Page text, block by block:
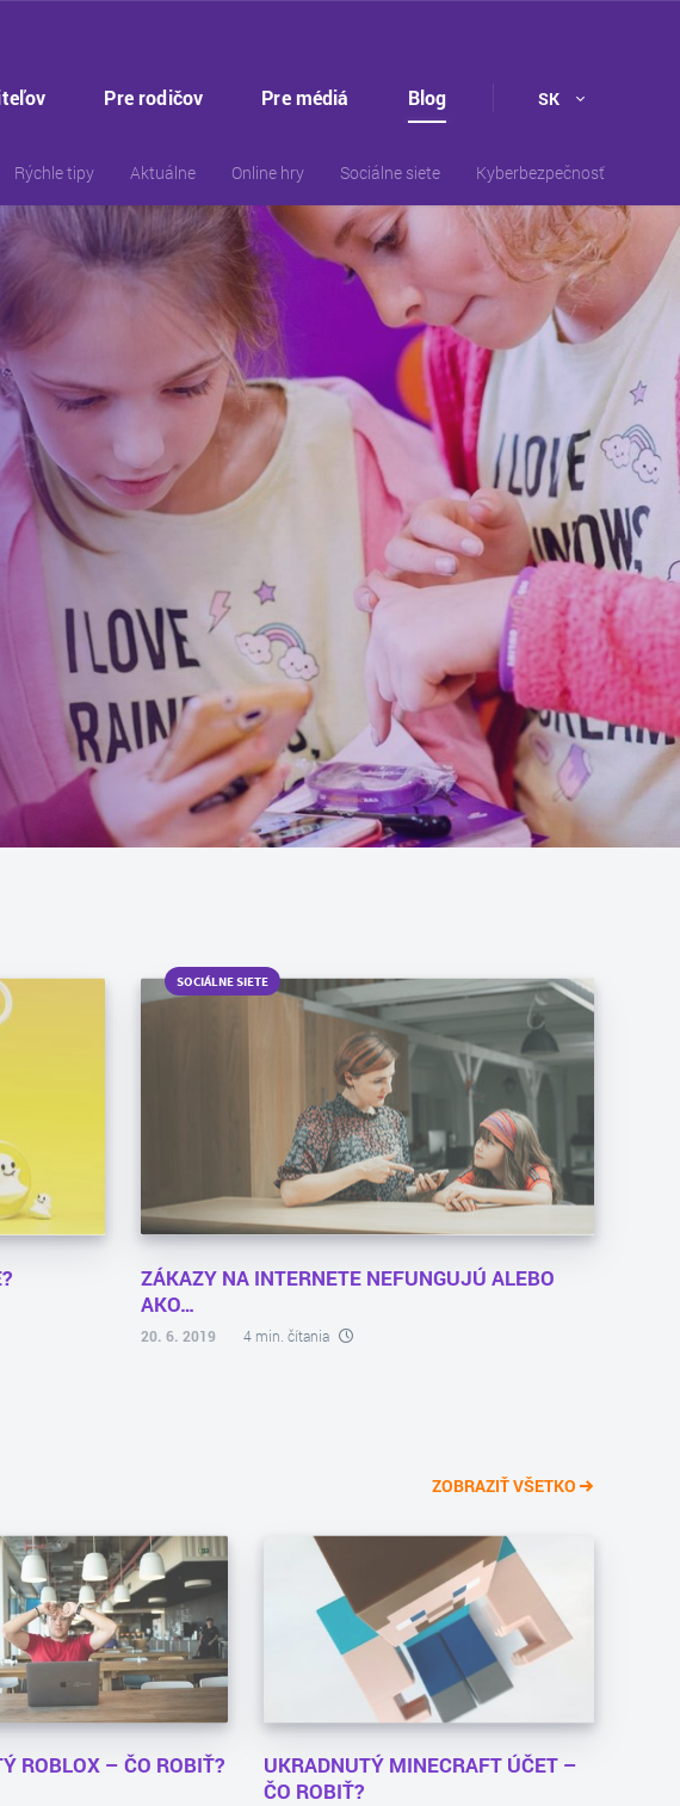
Pre rodičov Pre médiá Blog SK
Rýchle tipy Aktuálne Online hry Sociálne siete Kyberbezpečnosť
SOCIÁLNE SIETE
ZÁKAZY NA INTERNETE NEFUNGUJÚ ALEBO
AKO…
20. 6. 2019 4 min. čítania
ZOBRAZIŤ VŠETKO
ROBLOX – ČO ROBIŤ?
UKRADNUTÝ MINECRAFT ÚČET –
ČO ROBIŤ?